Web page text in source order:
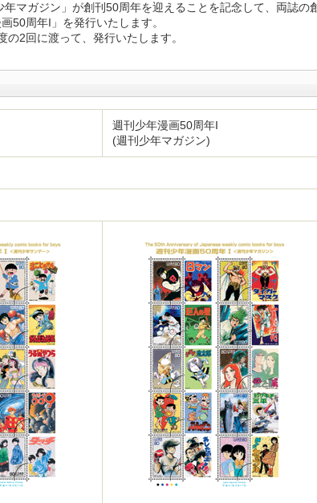
マガジン」が創刊50周年を迎えることを記念して、両誌の
50周年I」を発行いたします。
2回に渡って、発行いたします。
週刊少年漫画50周年I
(週刊少年マガジン)